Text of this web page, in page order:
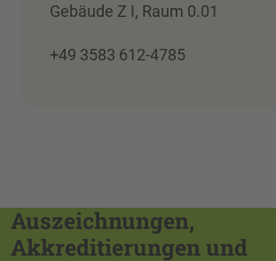
Gebäude Z I, Raum 0.01
+49 3583 612-4785
Auszeichnungen,
Akkreditierungen und